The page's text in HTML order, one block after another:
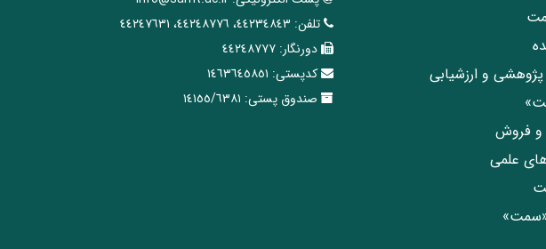
و ارزشیابی
و فروش
علمی
تلفن: ٤٤٢٣٤٨٤٣، ٤٤٢٤٨٧٧٦، ٤٤٢٤٧٦٣١
دورنگار: ٤٤٢٤٨٧٧٧
کدپستی: ١٤٦٣٦٤٥٨٥١
صندوق پستی: ١٤١٥٥/٦٣٨١